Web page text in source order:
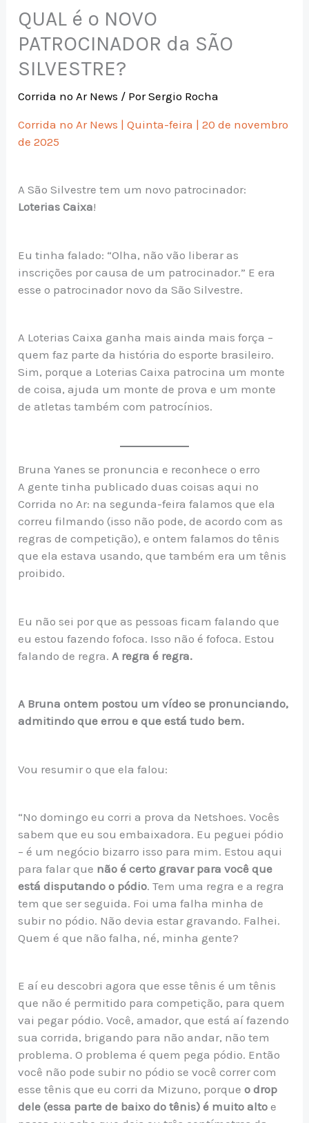
QUAL é o NOVO
PATROCINADOR da SÃO
SILVESTRE?
Corrida no Ar News / PorSergio Rocha
Corrida no Ar News | Quinta-feira | 20 de novembro
de 2025
A São Silvestre tem um novo patrocinador:
Loterias Caixa!
Eu tinha falado: “Olha, não vão liberar as
inscrições por causa de um patrocinador.” E era
esse o patrocinador novo da São Silvestre.
A Loterias Caixa ganha mais ainda mais força –
quem faz parte da história do esporte brasileiro.
Sim, porque a Loterias Caixa patrocina um monte
de coisa, ajuda um monte de prova e um monte
de atletas também com patrocínios.
Bruna Yanes se pronuncia e reconhece o erro
A gente tinha publicado duas coisas aqui no
Corrida no Ar: na segunda-feira falamos que ela
correu filmando (isso não pode, de acordo com as
regras de competição), e ontem falamos do tênis
que ela estava usando, que também era um tênis
proibido.
Eu não sei por que as pessoas ficam falando que
eu estou fazendo fofoca. Isso não é fofoca. Estou
falando de regra. A regra é regra.
A Bruna ontem postou um vídeo se pronunciando,
admitindo que errou e que está tudo bem.
Vou resumir o que ela falou:
“No domingo eu corri a prova da Netshoes. Vocês
sabem que eu sou embaixadora. Eu peguei pódio
– é um negócio bizarro isso para mim. Estou aqui
para falar que não é certo gravar para você que
está disputando o pódio. Tem uma regra e a regra
tem que ser seguida. Foi uma falha minha de
subir no pódio. Não devia estar gravando. Falhei.
Quem é que não falha, né, minha gente?
E aí eu descobri agora que esse tênis é um tênis
que não é permitido para competição, para quem
vai pegar pódio. Você, amador, que está aí fazendo
sua corrida, brigando para não andar, não tem
problema. O problema é quem pega pódio. Então
você não pode subir no pódio se você correr com
esse tênis que eu corri da Mizuno, porqueo drop
dele (essa parte de baixo do tênis) é muito alto e